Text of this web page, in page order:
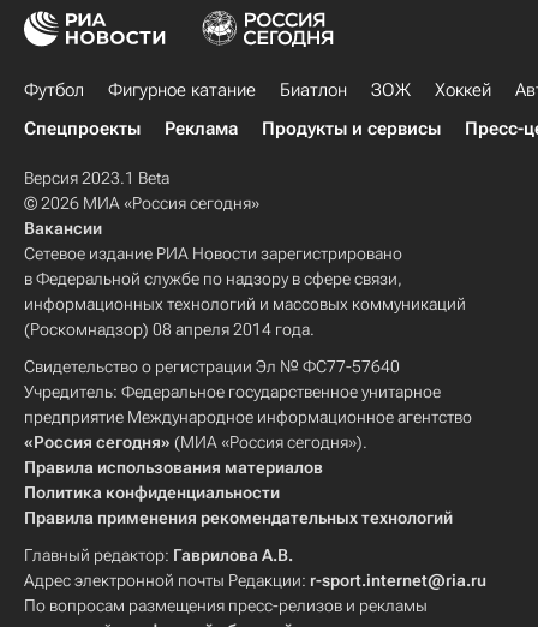
Футбол Фигурное катание Биатлон ЗОЖ Хоккей
Спецпроекты
Реклама Продукты и сервисы Пресс-
Версия 2023.1 Beta
© 2026 МИА «Россия сегодня»
Вакансии
Сетевое издание РИА Новости зарегистрировано
в Федеральной службе по надзору в сфере связи,
информационных технологий и массовых коммуникаций
(Роскомнадзор) 08 апреля 2014 года.
Свидетельство о регистрации Эл № ФС77-57640
Учредитель: Федеральное государственное унитарное
предприятие Международное информационное агентство
«Россия сегодня» (МИА «Россия сегодня»).
Правила использования материалов
Политика конфиденциальности
Правила применения рекомендательных технологий
Главный редактор: Гаврилова А.В.
Адрес электронной почты Редакции: r-sport.internet@ria.ru
По вопросам размещения пресс-релизов и рекламы